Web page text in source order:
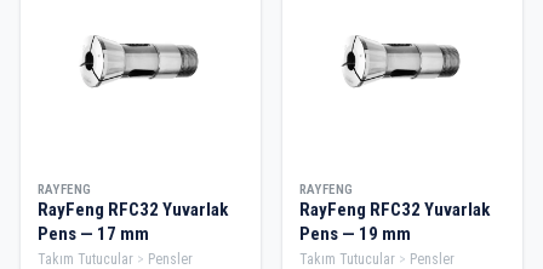
RAYFENG
RayFeng RFC32 Yuvarlak
Pens — 17 mm
Takım Tutucular Pensler
RAYFENG
RayFeng RFC32 Yuvarlak
Pens — 19 mm
Takım Tutucular Pensler